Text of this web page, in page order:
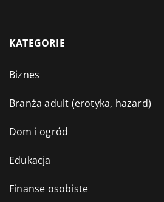
KATEGORIE
Biznes
Branża adult (erotyka, hazard)
Dom i ogród
Edukacja
Finanse osobiste